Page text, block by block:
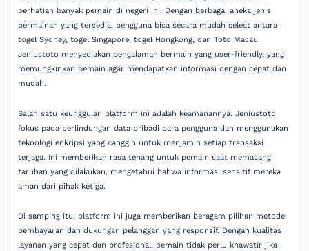
perhatian banyak pemain di negeri ini. Dengan berbagai aneka jenis
permainan yang tersedia, pengguna bisa secara mudah select antara
togel Sydney, togel Singapore, togel Hongkong, dan Toto Macau.
Jeniustoto menyediakan pengalaman bermain yang user-friendly, yang
memungkinkan pemain agar mendapatkan informasi dengan cepat dan
mudah.
Salah satu keunggulan platform ini adalah keamanannya. Jeniustoto
fokus pada perlindungan data pribadi para pengguna dan menggunakan
teknologi enkripsi yang canggih untuk menjamin setiap transaksi
terjaga. Ini memberikan rasa tenang untuk pemain saat memasang
taruhan yang dilakukan, mengetahui bahwa informasi sensitif mereka
aman dari pihak ketiga.
Di samping itu, platform ini juga memberikan beragam pilihan metode
pembayaran dan dukungan pelanggan yang responsif. Dengan kualitas
layanan yang cepat dan profesional, pemain tidak perlu khawatir jika